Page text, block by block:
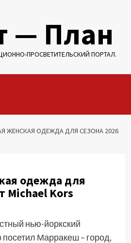
— План
ПРОСВЕТИТЕЛЬСКИЙ ПОРТАЛ.
ЖЕНСКАЯ ОДЕЖДА ДЛЯ СЕЗОНА 2026
одежда для
Michael Kors
нью-йоркский
Марракеш – город,